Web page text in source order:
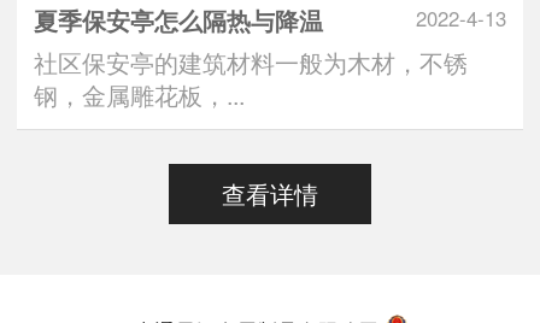
2022-4-13
夏季保安亭怎么隔热与降温
社区保安亭的建筑材料一般为木材，不锈
钢，金属雕花板，...
查看详情